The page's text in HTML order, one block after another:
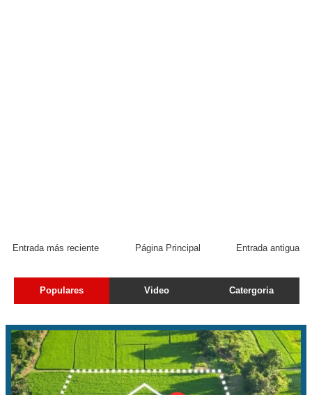
Entrada más reciente Entrada antigua
Página Principal
Populares Video Catergoria